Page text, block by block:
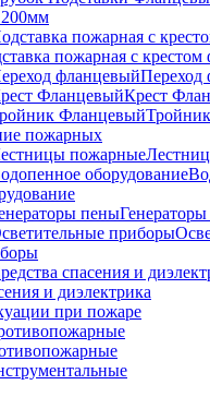
пожарная с
Переход
Крест
пожарных
и диэлектрика
при пожаре